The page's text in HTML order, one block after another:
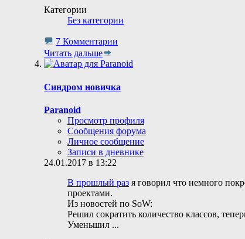
Категории
Без категории
7 Комментарии
Читать дальше
Синдром новичка
Paranoid
Просмотр профиля
Сообщения форума
Личное сообщение
Записи в дневнике
24.01.2017 в 13:22
В прошлый раз я говорил что немного
проектами.
Из новостей по SoW:
Решил сократить количество классов,
Уменьшил ...